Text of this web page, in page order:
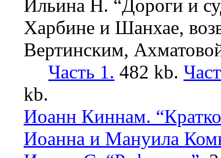
Ильина Н. “Дороги и
Харбине и Шанхае,
Вертинским,
Часть 1. 482 kb.
kb.
Иоанн Киннам.
Иоанна и Мануила